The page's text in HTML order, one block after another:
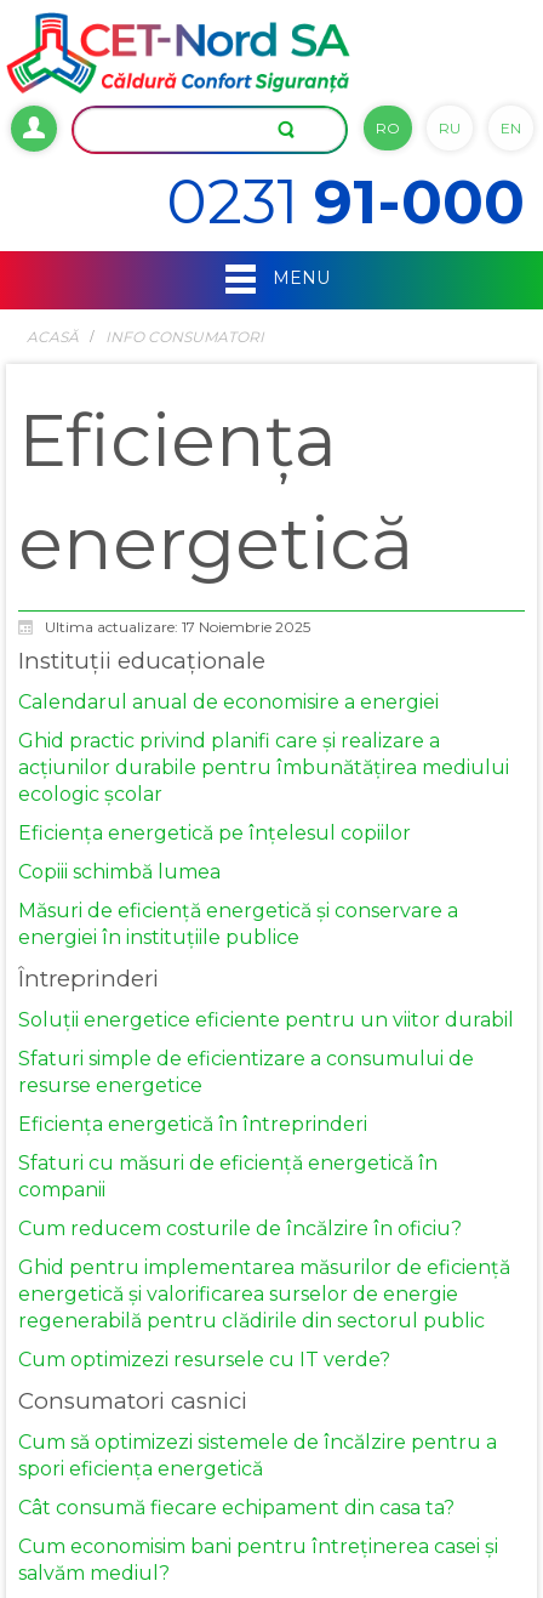
RO RU EN
0231 91-000
MENU
ACASĂ INFO CONSUMATORI
Eficiența
energetică
Ultima actualizare: 17 Noiembrie 2025
Instituții educaționale
Calendarul anual de economisire a energiei
Ghid practic privind planifi care și realizare a
acțiunilor durabile pentru îmbunătățirea mediului
ecologic școlar
Eficiența energetică pe înțelesul copiilor
Copiii schimbă lumea
Măsuri de eficiență energetică și conservare a
energiei în instituțiile publice
Întreprinderi
Soluții energetice eficiente pentru un viitor durabil
Sfaturi simple de eficientizare a consumului de
resurse energetice
Eficiența energetică în întreprinderi
Sfaturi cu măsuri de eficiență energetică în
companii
Cum reducem costurile de încălzire în oficiu?
Ghid pentru implementarea măsurilor de eficiență
energetică și valorificarea surselor de energie
regenerabilă pentru clădirile din sectorul public
Cum optimizezi resursele cu IT verde?
Consumatori casnici
Cum să optimizezi sistemele de încălzire pentru a
spori eficiența energetică
Cât consumă fiecare echipament din casa ta?
Cum economisim bani pentru întreținerea casei și
salvăm mediul?